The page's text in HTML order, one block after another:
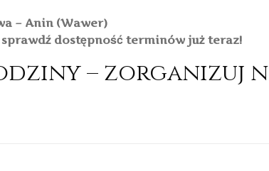
– Anin (Wawer)
dostępność terminów już teraz!
– zorganizuj